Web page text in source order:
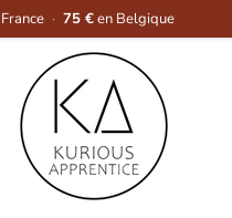
· 75 €en Belgique